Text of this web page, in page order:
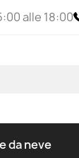
alle 18:00
da neve